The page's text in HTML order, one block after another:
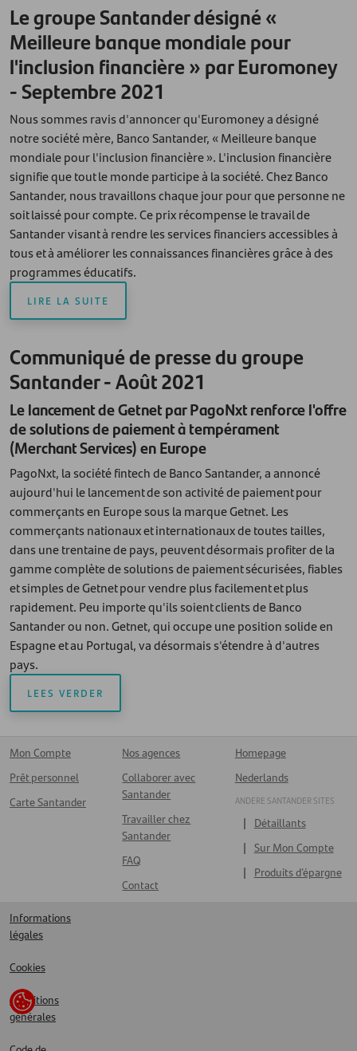
Le groupe Santander désigné «
Meilleure banque mondiale pour
l'inclusion financière » par Euromoney
- Septembre 2021
Nous sommes ravis d'annoncer qu'Euromoney a désigné
notre société mère, Banco Santander, « Meilleure banque
mondiale pour l'inclusion financière ». L'inclusion financière
signifie que tout le monde participe à la société. Chez Banco
Santander, nous travaillons chaque jour pour que personne ne
soit laissé pour compte. Ce prix récompense le travail de
Santander visant à rendre les services financiers accessibles à
tous et à améliorer les connaissances financières grâce à des
programmes éducatifs.
LIRE LA SUITE
Communiqué de presse du groupe
Santander - Août 2021
Le lancement de Getnet par PagoNxt renforce l'offre
de solutions de paiement à tempérament
(Merchant Services) en Europe
PagoNxt, la société fintech de Banco Santander, a annoncé
aujourd'hui le lancement de son activité de paiement pour
commerçants en Europe sous la marque Getnet. Les
commerçants nationaux et internationaux de toutes tailles,
dans une trentaine de pays, peuvent désormais profiter de la
gamme complète de solutions de paiement sécurisées, fiables
et simples de Getnet pour vendre plus facilement et plus
rapidement. Peu importe qu'ils soient clients de Banco
Santander ou non. Getnet, qui occupe une position solide en
Espagne et au Portugal, va désormais s'étendre à d'autres
pays.
LEES VERDER
Mon Compte
Prêt personnel
Carte Santander
Nos agences
Collaborer avec
Santander
Travailler chez
Santander
FAQ
Contact
Homepage
Nederlands
ANDERE SANTANDER SITES
Détaillants
Sur Mon Compte
Produits d’épargne
Informations
légales
Cookies
Conditions
générales